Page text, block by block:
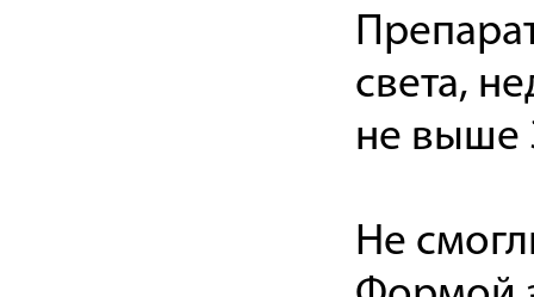
света,
не выше
Не